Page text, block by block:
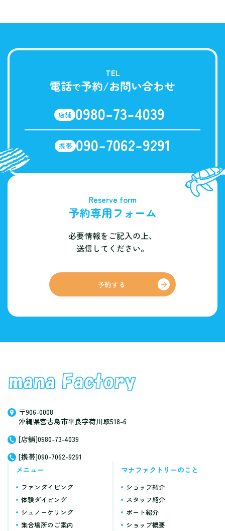
TEL
電話で予約/お問い合わせ
店舗 0980-73-4039
携帯 090-7062-9291
Reserve form
予約専用フォーム
必要情報をご記入の上、
送信してください。
予約する
〒906-0008
沖縄県宮古島市平良字荷川取518-6
[店舗]0980-73-4039
[携帯]090-7062-9291
メニュー
ファンダイビング
体験ダイビング
シュノーケリング
集合場所のご案内
マナファクトリーのこと
ショップ紹介
スタッフ紹介
ボート紹介
ショップ概要